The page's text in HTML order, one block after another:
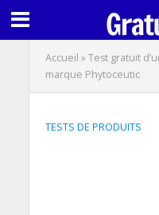
Accueil »Test gratuit
marque Phytoceutic
TESTS DE PRODUITS